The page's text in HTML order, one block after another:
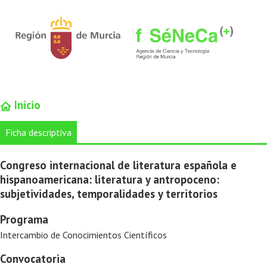
Inicio
Ficha descriptiva
Congreso internacional de literatura española e
hispanoamericana: literatura y antropoceno:
subjetividades, temporalidades y territorios
Programa
Intercambio de Conocimientos Científicos
Convocatoria